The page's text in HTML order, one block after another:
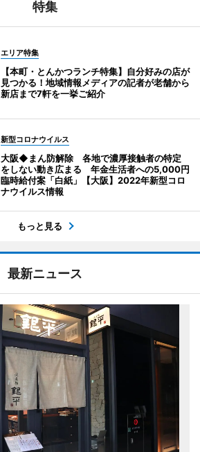
特集
エリア特集
【本町・とんかつランチ特集】自分好みの店が
見つかる！地域情報メディアの記者が老舗から
新店まで7軒を一挙ご紹介
新型コロナウイルス
大阪◆まん防解除 各地で濃厚接触者の特定
をしない動き広まる 年金生活者への5,000円
臨時給付案「白紙」【大阪】2022年新型コロ
ナウイルス情報
もっと見る
最新ニュース